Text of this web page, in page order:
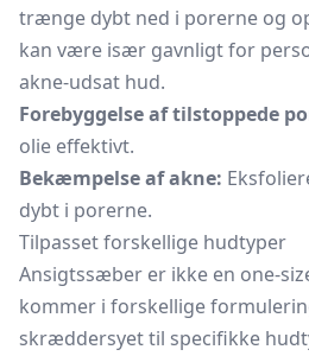
trænge dybt ned i porerne og
kan være især gavnligt for
akne-udsat hud.
Forebyggelse af tilstoppede
olie effektivt.
Bekæmpelse af akne:
dybt i porerne.
Tilpasset forskellige hudtyper
Ansigtssæber er ikke en one-
kommer i forskellige
skræddersyet til specifikke